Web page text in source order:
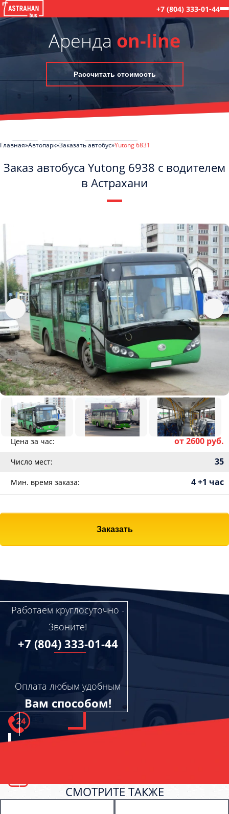
+7 (804) 333-01-44
Аренда on-line
Рассчитать стоимость
Главная Автопарк Заказать автобус Yutong 6831
Заказ автобуса Yutong 6938 с водителем
в Астрахани
Цена за час: от 2600 руб.
Число мест: 35
Мин. время заказа: 4 +1 час
Заказать
Работаем круглосуточно -
Звоните!
+7 (804) 333-01-44
Оплата любым удобным
Вам способом!
СМОТРИТЕ ТАКЖЕ
Политикой конфиденциальности
ознакомлен(а), даю согласие на